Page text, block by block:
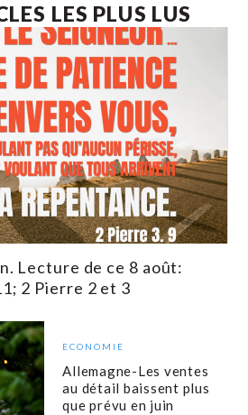
LES PLUS LUS
Lecture de ce 8 août:
2 Pierre 2 et 3
ECONOMIE
Allemagne-Les ventes
au détail baissent plus
que prévu en juin